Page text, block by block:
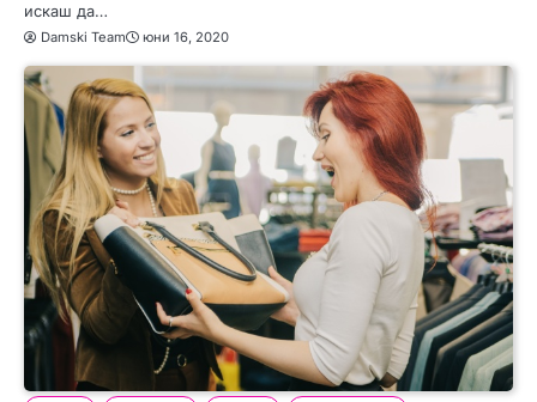
искаш да…
Damski Team юни 16, 2020